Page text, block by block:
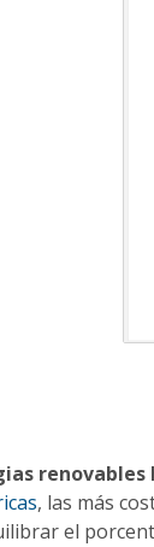
renovables
, las más
el